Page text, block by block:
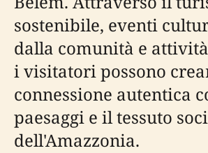
sostenibile, eventi
dalla comunità e
i visitatori possono
connessione autentica
paesaggi e il tessuto
dell'Amazzonia.